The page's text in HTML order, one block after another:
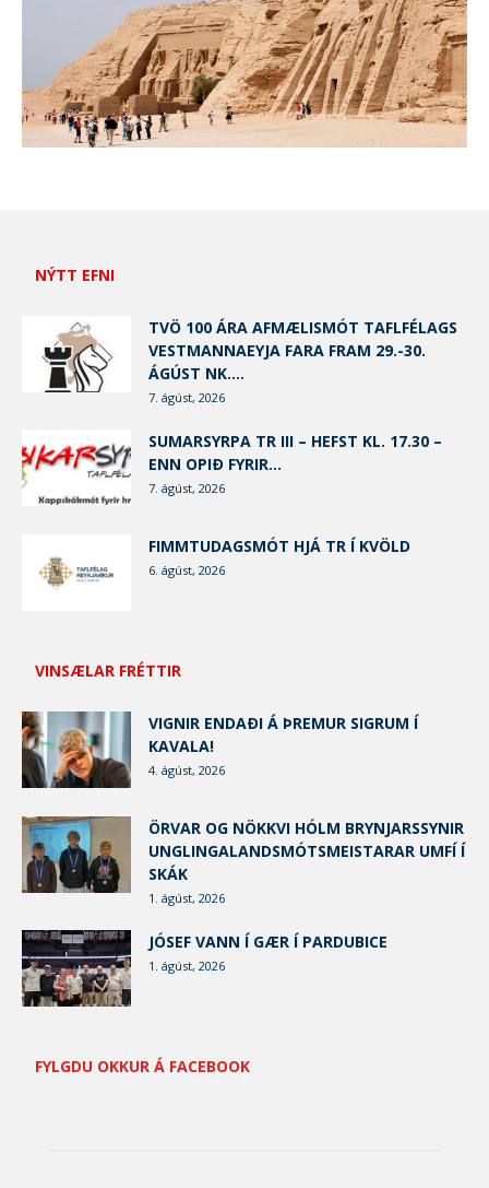
NÝTT EFNI
TVÖ 100 ÁRA AFMÆLISMÓT TAFLFÉLAGS
VESTMANNAEYJA FARA FRAM 29.-30.
ÁGÚST NK....
7. ágúst, 2026
SUMARSYRPA TR III – HEFST KL. 17.30 –
ENN OPIÐ FYRIR...
7. ágúst, 2026
FIMMTUDAGSMÓT HJÁ TR Í KVÖLD
6. ágúst, 2026
VINSÆLAR FRÉTTIR
VIGNIR ENDAÐI Á ÞREMUR SIGRUM Í
KAVALA!
4. ágúst, 2026
ÖRVAR OG NÖKKVI HÓLM BRYNJARSSYNIR
UNGLINGALANDSMÓTSMEISTARAR UMFÍ Í
SKÁK
1. ágúst, 2026
JÓSEF VANN Í GÆR Í PARDUBICE
1. ágúst, 2026
FYLGDU OKKUR Á FACEBOOK